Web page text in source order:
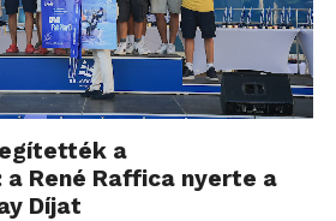
a
a René Raffica nyerte a
Díjat